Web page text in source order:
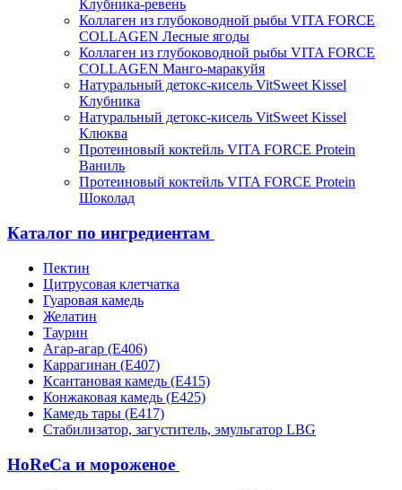
Клубника-ревень
Коллаген из глубоководной рыбы VITA FORCE
COLLAGEN Лесные ягоды
Коллаген из глубоководной рыбы VITA FORCE
COLLAGEN Манго-маракуйя
Натуральный детокс-кисель VitSweet Kissel
Клубника
Натуральный детокс-кисель VitSweet Kissel
Клюква
Протеиновый коктейль VITA FORCE Protein
Ваниль
Протеиновый коктейль VITA FORCE Protein
Шоколад
Каталог по ингредиентам
Пектин
Цитрусовая клетчатка
Гуаровая камедь
Желатин
Таурин
Агар-агар (Е406)
Каррагинан (Е407)
Ксантановая камедь (Е415)
Конжаковая камедь (Е425)
Камедь тары (Е417)
Стабилизатор, загуститель, эмульгатор LBG
HoReCa и мороженое